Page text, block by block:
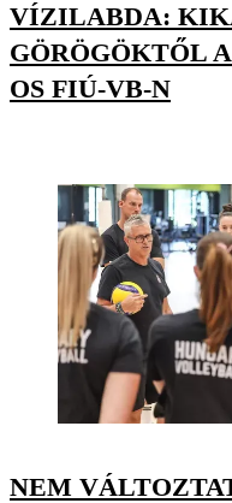
VÍZILABDA:
GÖRÖGÖKTŐL
OS FIÚ-VB-N
NEM